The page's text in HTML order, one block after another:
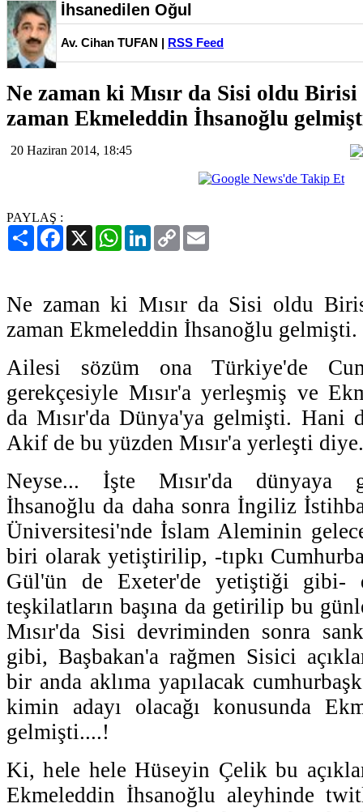
İhsanedilen Oğul
Av. Cihan TUFAN | RSS Feed
Ne zaman ki Mısır da Sisi oldu Birisi
zaman Ekmeleddin İhsanoğlu
20 Haziran 2014, 18:45
PAYLAŞ :
PaylaşFacebook
X WhatsAppLinkedIn
Copy
Link
Ne zaman ki Mısır da Sisi oldu
zaman Ekmeleddin İhsanoğlu gelmişti.
Ailesi sözüm ona Türkiye'de
gerekçesiyle Mısır'a yerleşmiş ve
da Mısır'da Dünya'ya gelmişti. Hani
Akif de bu yüzden Mısır'a yerleşti diye.
Neyse... İşte Mısır'da dünyaya
İhsanoğlu da daha sonra İngiliz
Üniversitesi'nde İslam Aleminin
biri olarak yetiştirilip, -tıpkı
Gül'ün de Exeter'de yetiştiği gibi-
teşkilatların başına da getirilip bu
Mısır'da Sisi devriminden sonra
gibi, Başbakan'a rağmen Sisici
bir anda aklıma yapılacak
kimin adayı olacağı konusunda
gelmişti....!
Ki, hele hele Hüseyin Çelik bu
Ekmeleddin İhsanoğlu aleyhinde